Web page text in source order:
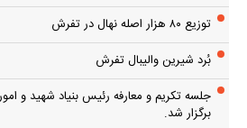
توزیع ۸۰ هزار اصله نهال در تفرش
بُرد شیرین والیبال تفرش
جلسه تکریم و معارفه رئیس بنیاد شهید و
برگزار شد.